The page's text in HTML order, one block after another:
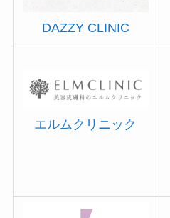
DAZZY CLINIC
エルムクリニック